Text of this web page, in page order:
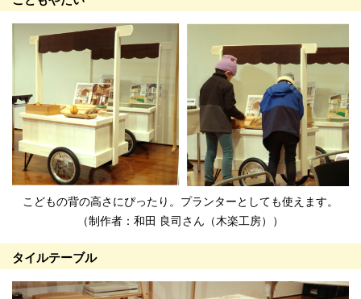
こどもの背の高さにぴったり。プランターとしても使えます。
（制作者：和田 良司さん（木楽工房））
タイルテーブル